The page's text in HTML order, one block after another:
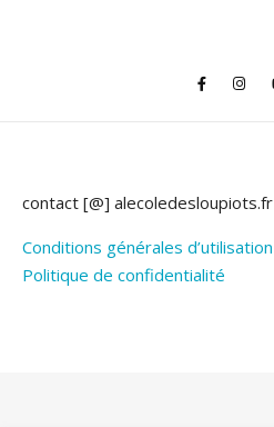
contact [@] alecoledesloupiots.fr
Conditions générales d’utilisation
Politique de confidentialité